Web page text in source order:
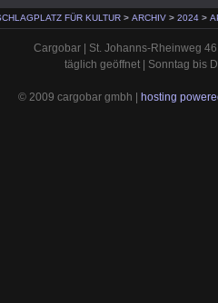
FÜR KULTUR > ARCHIV > 2024 >
Cargobar | St. Johanns-Rheinweg
täglich geöffnet | Sonntag bis
© 2009 cargobar gmbh | hosting